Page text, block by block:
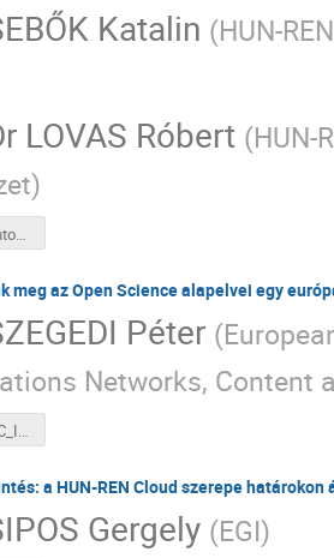
Katalin (HUN-REN
LOVAS Róbert (HUN-
)
LOVAS_koszonto_I_2.pdf
meg az Open Science alapelvei egy
Péter (
Networks, Content
a HUN-REN Cloud szerepe
Gergely (EGI)